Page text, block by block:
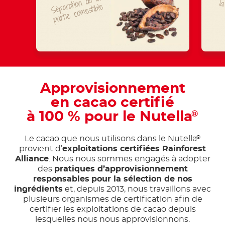
mestible
Approvisionnement
en cacao certifié
à 100 % pour le Nutella®
Le cacao que nous utilisons dans le Nutella®
provient d’exploitations certifiées Rainforest
Alliance. Nous nous sommes engagés à adopter
des pratiques d’approvisionnement
responsables pour la sélection de nos
ingrédients et, depuis 2013, nous travaillons avec
plusieurs organismes de certification afin de
certifier les exploitations de cacao depuis
lesquelles nous nous approvisionnons.